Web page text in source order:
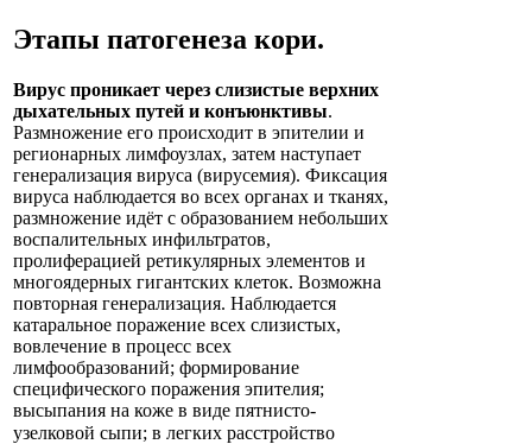
Этапы патогенеза кори.
Вирус проникает через слизистые верхних
дыхательных путей и конъюнктивы.
Размножение его происходит в эпителии и
регионарных лимфоузлах, затем наступает
генерализация вируса (вирусемия). Фиксация
вируса наблюдается во всех органах и тканях,
размножение идёт с образованием небольших
воспалительных инфильтратов,
пролиферацией ретикулярных элементов и
многоядерных гигантских клеток. Возможна
повторная генерализация. Наблюдается
катаральное поражение всех слизистых,
вовлечение в процесс всех
лимфообразований; формирование
специфического поражения эпителия;
высыпания на коже в виде пятнисто-
узелковой сыпи; в легких расстройство